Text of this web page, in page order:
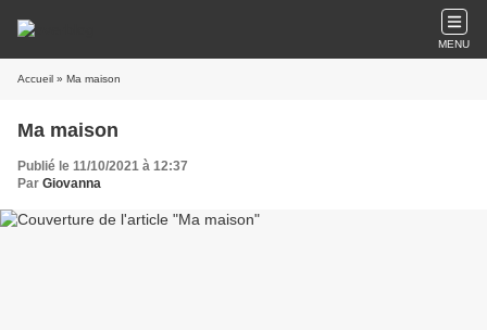
MENU
Accueil » Ma maison
Ma maison
Publié le 11/10/2021 à 12:37
Par Giovanna